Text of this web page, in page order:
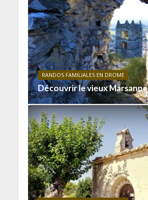
RANDOS FAMILIALES EN DROME
Découvrir le vieux Marsanne